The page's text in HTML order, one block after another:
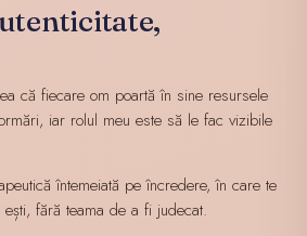
că fiecare om poartă în sine resursele
iar rolul meu este să le fac vizibile
întemeiată pe încredere, în care te
fără teama de a fi judecat.